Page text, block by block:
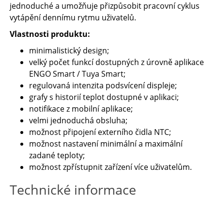
jednoduché a umožňuje přizpůsobit pracovní cyklus
vytápění dennímu rytmu uživatelů.
Vlastnosti produktu:
minimalistický design;
velký počet funkcí dostupných z úrovně aplikace
ENGO Smart / Tuya Smart;
regulovaná intenzita podsvícení displeje;
grafy s historií teplot dostupné v aplikaci;
notifikace z mobilní aplikace;
velmi jednoduchá obsluha;
možnost připojení externího čidla NTC;
možnost nastavení minimální a maximální
zadané teploty;
možnost zpřístupnit zařízení více uživatelům.
Technické informace